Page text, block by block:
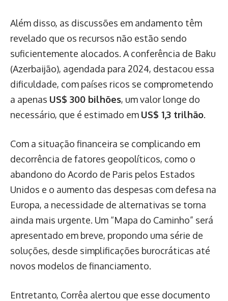
Além disso, as discussões em andamento têm
revelado que os recursos não estão sendo
suficientemente alocados. A conferência de Baku
(Azerbaijão), agendada para 2024, destacou essa
dificuldade, com países ricos se comprometendo
a apenas US$ 300 bilhões, um valor longe do
necessário, que é estimado em US$ 1,3 trilhão.
Com a situação financeira se complicando em
decorrência de fatores geopolíticos, como o
abandono do Acordo de Paris pelos Estados
Unidos e o aumento das despesas com defesa na
Europa, a necessidade de alternativas se torna
ainda mais urgente. Um “Mapa do Caminho” será
apresentado em breve, propondo uma série de
soluções, desde simplificações burocráticas até
novos modelos de financiamento.
Entretanto, Corrêa alertou que esse documento